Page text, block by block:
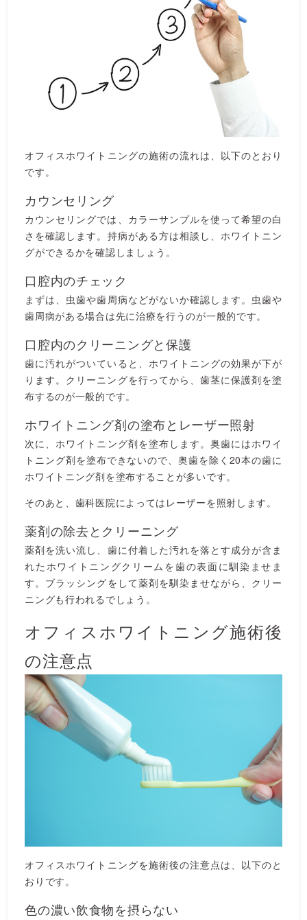
オフィスホワイトニングの施術の流れは、以下のとおり
です。
カウンセリング
カウンセリングでは、カラーサンプルを使って希望の白
さを確認します。持病がある方は相談し、ホワイトニン
グができるかを確認しましょう。
口腔内のチェック
まずは、虫歯や歯周病などがないか確認します。虫歯や
歯周病がある場合は先に治療を行うのが一般的です。
口腔内のクリーニングと保護
歯に汚れがついていると、ホワイトニングの効果が下が
ります。クリーニングを行ってから、歯茎に保護剤を塗
布するのが一般的です。
ホワイトニング剤の塗布とレーザー照射
次に、ホワイトニング剤を塗布します。奥歯にはホワイ
トニング剤を塗布できないので、奥歯を除く20本の歯に
ホワイトニング剤を塗布することが多いです。
そのあと、歯科医院によってはレーザーを照射します。
薬剤の除去とクリーニング
薬剤を洗い流し、歯に付着した汚れを落とす成分が含ま
れたホワイトニングクリームを歯の表面に馴染ませま
す。ブラッシングをして薬剤を馴染ませながら、クリー
ニングも行われるでしょう。
オフィスホワイトニング施術後
の注意点
オフィスホワイトニングを施術後の注意点は、以下のと
おりです。
色の濃い飲食物を摂らない